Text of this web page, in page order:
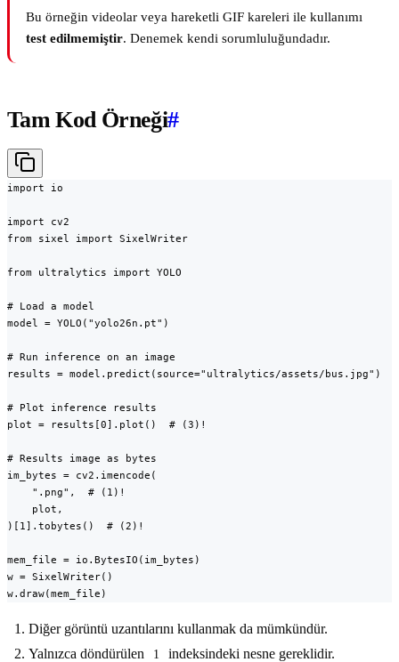
Bu örneğin videolar veya hareketli GIF kareleri ile kullanımı
test edilmemiştir. Denemek kendi sorumluluğundadır.
Tam Kod Örneği#
import io
import cv2
from sixel import SixelWriter
from ultralytics import YOLO
# Load a model
model = YOLO("yolo26n.pt")
# Run inference on an image
results = model.predict(source="ultralytics/assets/bus.jpg")
# Plot inference results
plot = results[0].plot()  # (3)!
# Results image as bytes
im_bytes = cv2.imencode(
    ".png",  # (1)!
    plot,
)[1].tobytes()  # (2)!
mem_file = io.BytesIO(im_bytes)
w = SixelWriter()
w.draw(mem_file)
Diğer görüntü uzantılarını kullanmak da mümkündür.
Yalnızca döndürülen
1
indeksindeki nesne gereklidir.